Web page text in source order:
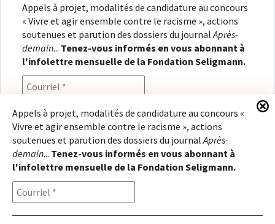
Appels à projet, modalités de candidature au concours
« Vivre et agir ensemble contre le racisme », actions
soutenues et parution des dossiers du journal Après-
demain... Tenez-vous informés en vous abonnant à
l'infolettre mensuelle de la Fondation Seligmann.
En renseignant votre adresse électronique, vous
consentez à recevoir l'infolettre de la Fondation
Seligmann, conformément à notrepolitique de
confidentialité. Il vous sera possible de vous
désabonner à tout moment.
Appels à projet, modalités de candidature au concours «
Vivre et agir ensemble contre le racisme », actions
soutenues et parution des dossiers du journalAprès-
demain... Tenez-vous informés en vous abonnant à
l'infolettre mensuelle de la Fondation Seligmann.